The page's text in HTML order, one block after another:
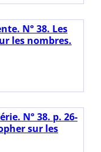
N° 38. Les
les nombres.
N° 38. p. 26-
sur les